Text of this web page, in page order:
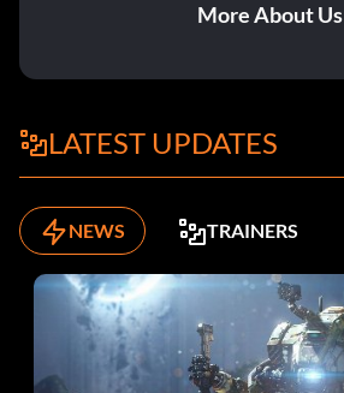
More About Us
LATEST UPDATES
NEWS TRAINERS